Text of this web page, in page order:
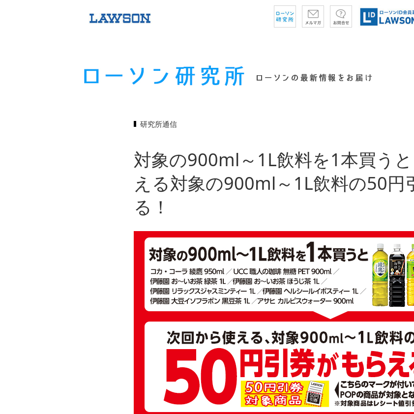
研究所通信
対象の900ml～1L飲料を1本買う
える対象の900ml～1L飲料の50円
る！